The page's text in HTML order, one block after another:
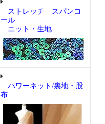
ストレッチ スパンコ
ール
ニット・生地
パワーネット/裏地・股
布